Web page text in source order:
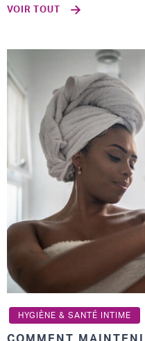
VOIR TOUT
HYGIÈNE & SANTÉ INTIME
COMMENT